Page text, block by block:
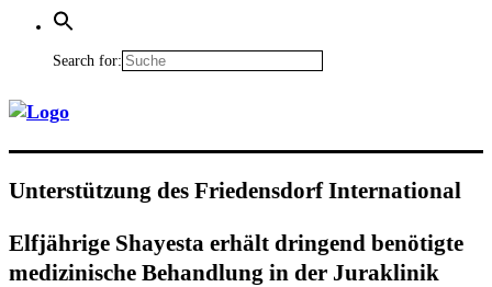
Search for:
Unter­stüt­zung des Frie­dens­dorf International
Elf­jäh­ri­ge Shayes­ta erhält drin­gend benö­tig­te
medi­zi­ni­sche Behand­lung in der Jura­kli­nik